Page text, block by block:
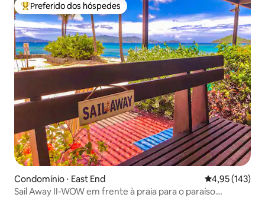
Entre os melhores preferidos dos hóspedes
Preferido dos hóspedes
Condomínio ⋅ East End 4,95 de uma
4,95 (143)
Sail Away II-WOW em frente à praia para o paraíso